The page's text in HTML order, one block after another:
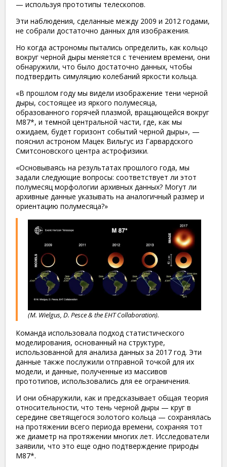
— используя прототипы телескопов.
Эти наблюдения, сделанные между 2009 и 2012 годами,
не собрали достаточно данных для изображения.
Но когда астрономы пытались определить, как кольцо
вокруг черной дыры меняется с течением времени, они
обнаружили, что было достаточно данных, чтобы
подтвердить симуляцию колебаний яркости кольца.
«В прошлом году мы видели изображение тени черной
дыры, состоящее из яркого полумесяца,
образованного горячей плазмой, вращающейся вокруг
M87*, и темной центральной части, где, как мы
ожидаем, будет горизонт событий черной дыры», —
пояснил астроном Мацек Вильгус из Гарвардского
Смитсоновского центра астрофизики.
«Основываясь на результатах прошлого года, мы
задали следующие вопросы: соответствует ли этот
полумесяц морфологии архивных данных? Могут ли
архивные данные указывать на аналогичный размер и
ориентацию полумесяца?»
(M. Wielgus, D. Pesce & the EHT Collaboration).
Команда использовала подход статистического
моделирования, основанный на структуре,
использованной для анализа данных за 2017 год. Эти
данные также послужили отправной точкой для их
модели, и данные, полученные из массивов
прототипов, использовались для ее ограничения.
И они обнаружили, как и предсказывает общая теория
относительности, что тень черной дыры — круг в
середине светящегося золотого кольца — сохранялась
на протяжении всего периода времени, сохраняя тот
же диаметр на протяжении многих лет. Исследователи
заявили, что это еще одно подтверждение природы
M87*.